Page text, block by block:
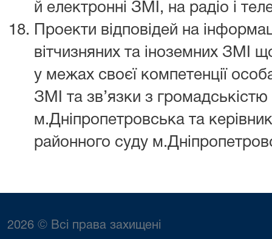
й електронні ЗМІ, на радіо і
Проекти відповідей на
вітчизняних та іноземних ЗМІ
у межах своєї компетенції
ЗМІ та зв’язки з
м.Дніпропетровська та
районного суду
2026 © Всі права захищені